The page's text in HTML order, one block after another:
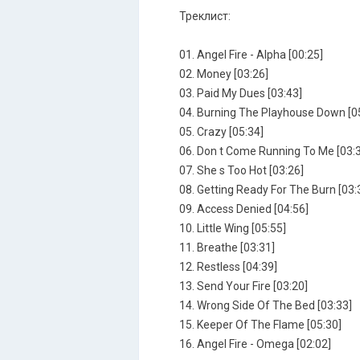
Трeклист:
01. Angel Fire - Alpha [00:25]
02. Money [03:26]
03. Paid My Dues [03:43]
04. Burning The Playhouse Down
05. Crazy [05:34]
06. Don t Come Running To Me
07. She s Too Hot [03:26]
08. Getting Ready For The Burn
09. Access Denied [04:56]
10. Little Wing [05:55]
11. Breathe [03:31]
12. Restless [04:39]
13. Send Your Fire [03:20]
14. Wrong Side Of The Bed [03:33]
15. Keeper Of The Flame [05:30]
16. Angel Fire - Omega [02:02]